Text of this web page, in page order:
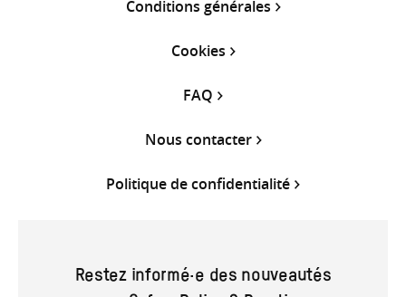
Conditions générales
Cookies
FAQ
Nous contacter
Politique de confidentialité
Restez informé·e des nouveautés